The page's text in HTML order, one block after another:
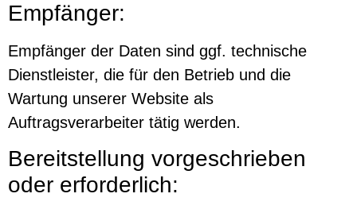
Empfänger:
Empfänger der Daten sind ggf. technische
Dienstleister, die für den Betrieb und die
Wartung unserer Website als
Auftragsverarbeiter tätig werden.
Bereitstellung vorgeschrieben
oder erforderlich: